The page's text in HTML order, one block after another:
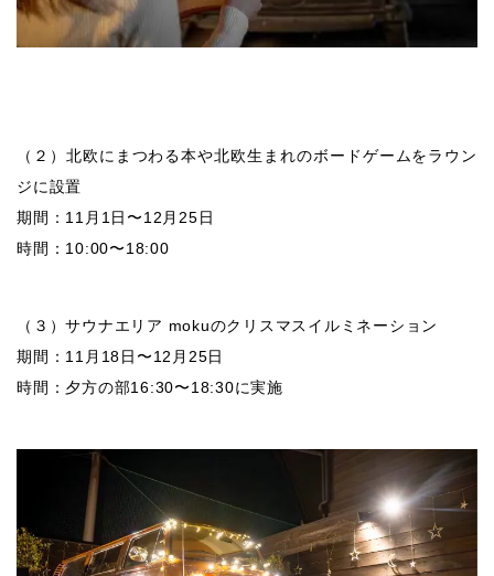
（２）北欧にまつわる本や北欧生まれのボードゲームをラウン
ジに設置
期間：11月1日〜12月25日
時間：10:00〜18:00
（３）サウナエリア mokuのクリスマスイルミネーション
期間：11月18日〜12月25日
時間：夕方の部16:30〜18:30に実施